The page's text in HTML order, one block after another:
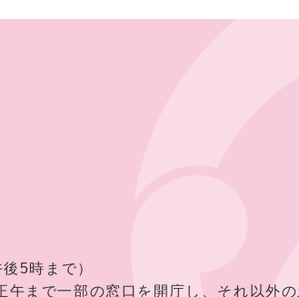
5時まで）
部の窓口を開庁し、それ以外の